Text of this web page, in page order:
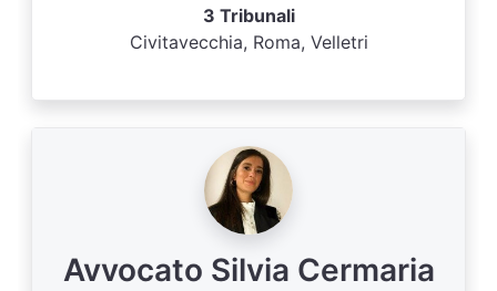
3 Tribunali
Civitavecchia, Roma, Velletri
Avvocato Silvia Cermaria